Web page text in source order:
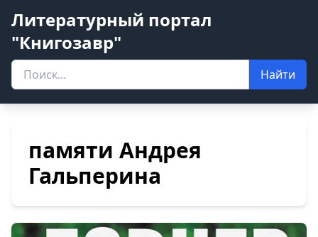
Литературный портал
"Книгозавр"
Найти
памяти Андрея
Гальперина